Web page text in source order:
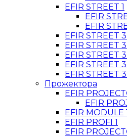
EFIR STREET 1
EFIR
EFIR
EFIR STREET
EFIR STREET
EFIR STREET
EFIR STREET
EFIR STREET 3
Прожектора
EFIR
EFIR
EFIR MODULE
EFIR PROFI 1
EFIR